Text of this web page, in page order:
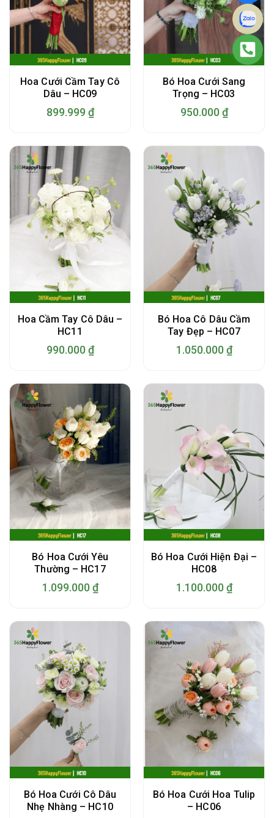
Hoa Cưới Cầm Tay Cô
Dâu – HC09
899.999 ₫
Bó Hoa Cưới Sang
Trọng – HC03
950.000 ₫
Hoa Cầm Tay Cô Dâu –
HC11
990.000 ₫
Bó Hoa Cô Dâu Cầm
Tay Đẹp – HC07
1.050.000 ₫
Bó Hoa Cưới Yêu
Thường – HC17
1.099.000 ₫
Bó Hoa Cưới Hiện Đại –
HC08
1.100.000 ₫
Bó Hoa Cưới Cô Dâu
Nhẹ Nhàng – HC10
Bó Hoa Cưới Hoa Tulip
– HC06